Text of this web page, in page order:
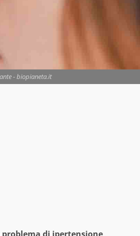
- biopianeta.it